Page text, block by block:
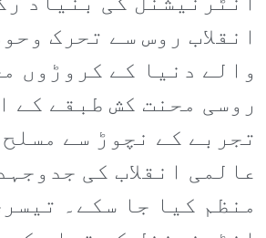
انقلاب روس سے تحرک
والے دنیا کے کروڑوں
روسی محنت کش طبقے کے
تجربے کے نچوڑ سے
عالمی انقلاب کی
منظم کیا جا سکے۔